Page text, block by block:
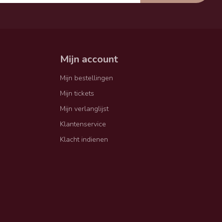
Mijn account
Mijn bestellingen
Mijn tickets
Mijn verlanglijst
Klantenservice
Klacht indienen